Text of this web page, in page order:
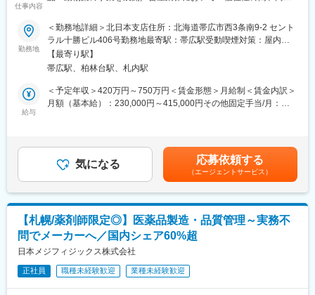
仕事内容
いたします！◆◇
■業務内容：
「ビオスリー」を代表とする製薬企業の当社にて「動物用医薬
品」の営業をお任せいたします
・代理店や獣医師、畜産生産者への訪問（売上進捗、案件などの
打ち合わせ等）
・勉強会の実施
・学会やセミナーの企画および参加（ブース展示など）
・獣医師：農業共済組合（NOSAI）・開業医など
・関係機関：JA・官公庁など
■営業スタイル：
各支店または駐在地から、特約代理店・獣医師・生産者（養牛・
養豚・養鶏・水産）を訪問し「ビオスリー」を中心とした製品を
販売する営業活動を行っていただきます。一人ひとりが各エリア
勤務地
＜勤務地詳細＞北日本支店住所：北海道帯広市西3条南9-2 セント
ラル十勝ビル406号勤務地最寄駅：帯広駅受動喫煙対策：屋内全
面禁煙変更の範囲：本文参照
【最寄り駅】
帯広駅、柏林台駅、札内駅
給与
＜予定年収＞420万円～750万円＜賃金形態＞月給制＜賃金内訳＞
月額（基本給）：230,000円～415,000円その他固定手当/月：
※給与詳細はこれまでの経験・スキル・年齢に応じて決定します。
※管理職採用の場合は時間外手当は発生しません。賃金はあくまで
も目安の金額であり、選考を通じて上下する可能性があります。
月給(月額)は固定手当を含めた表記です。
気になる 応募依頼する
（エージェントサービス）
【札幌/薬剤師限定◎】医薬品製造・品質管理～実務不
問でメーカーへ／国内シェア60%超
日本メジフィジックス株式会社
正社員 職種未経験歓迎 業種未経験歓迎